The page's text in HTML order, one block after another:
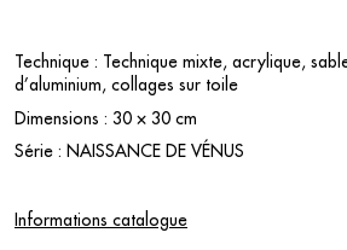
Technique : Technique mixte, acrylique,
d’aluminium, collages sur toile
Dimensions : 30 × 30 cm
Série : NAISSANCE DE VÉNUS
Informations catalogue